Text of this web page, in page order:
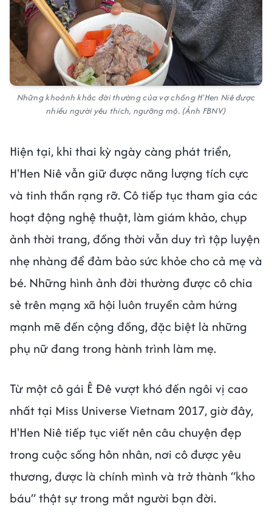
Những khoảnh khắc đời thường của vợ chồng H'Hen Niê được
nhiều người yêu thích, ngưỡng mộ. (Ảnh FBNV)
Hiện tại, khi thai kỳ ngày càng phát triển,
H'Hen Niê vẫn giữ được năng lượng tích cực
và tinh thần rạng rỡ. Cô tiếp tục tham gia các
hoạt động nghệ thuật, làm giám khảo, chụp
ảnh thời trang, đồng thời vẫn duy trì tập luyện
nhẹ nhàng để đảm bảo sức khỏe cho cả mẹ và
bé. Những hình ảnh đời thường được cô chia
sẻ trên mạng xã hội luôn truyền cảm hứng
mạnh mẽ đến cộng đồng, đặc biệt là những
phụ nữ đang trong hành trình làm mẹ.
Từ một cô gái Ê Đê vượt khó đến ngôi vị cao
nhất tại Miss Universe Vietnam 2017, giờ đây,
H'Hen Niê tiếp tục viết nên câu chuyện đẹp
trong cuộc sống hôn nhân, nơi cô được yêu
thương, được là chính mình và trở thành “kho
báu” thật sự trong mắt người bạn đời.